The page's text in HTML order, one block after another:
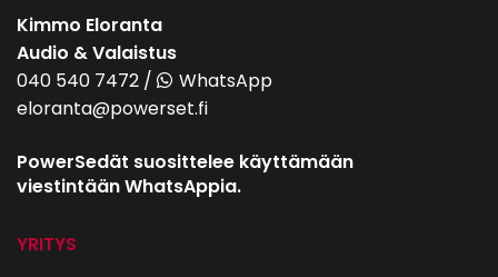
Kimmo Eloranta
Audio & Valaistus
040 540 7472 /
WhatsApp
eloranta@powerset.fi
PowerSedät suosittelee käyttämään
viestintään WhatsAppia.
YRITYS